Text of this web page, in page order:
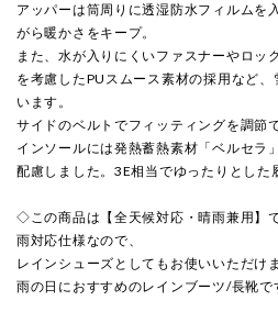
アッパーは筒周りに透湿防水フィルムを
がら暖かさをキープ。
また、水が入りにくいファスナーやロッ
を考慮したPUスムース素材の採用など
います。
サイドのベルトでフィッティングを調節
インソールには発熱蓄熱素材「ベルセラ
配慮しました。3E相当でゆったりとした
◇この商品は【全天候対応・晴雨兼用】
雨対応仕様なので、
レインシューズとしてもお使いいただけま
雨の日におすすめのレインブーツ/長靴で